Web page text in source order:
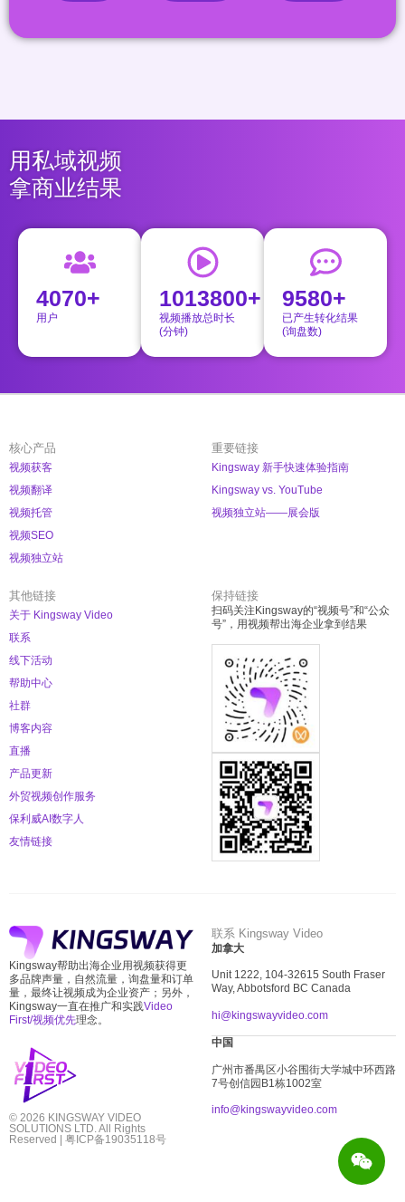
用私域视频
拿商业结果
4070+
用户
1013800+
视频播放总时长
(分钟)
9580+
已产生转化结果
(询盘数)
核心产品
视频获客
视频翻译
视频托管
视频SEO
视频独立站
重要链接
Kingsway 新手快速体验指南
Kingsway vs. YouTube
视频独立站——展会版
其他链接
关于 Kingsway Video
联系
线下活动
帮助中心
社群
博客内容
直播
产品更新
外贸视频创作服务
保利威AI数字人
友情链接
保持链接
扫码关注Kingsway的“视频号”和“公众
号”，用视频帮出海企业拿到结果
Kingsway帮助出海企业用视频获得更
多品牌声量，自然流量，询盘量和订单
量，最终让视频成为企业资产；另外，
Kingsway一直在推广和实践Video
First/视频优先理念。
© 2026 KINGSWAY VIDEO
SOLUTIONS LTD. All Rights
Reserved | 粤ICP备19035118号
联系 Kingsway Video
加拿大
Unit 1222, 104-32615 South Fraser
Way, Abbotsford BC Canada
hi@kingswayvideo.com
中国
广州市番禺区小谷围街大学城中环西路
7号创信园B1 栋1002室
info@kingswayvideo.com